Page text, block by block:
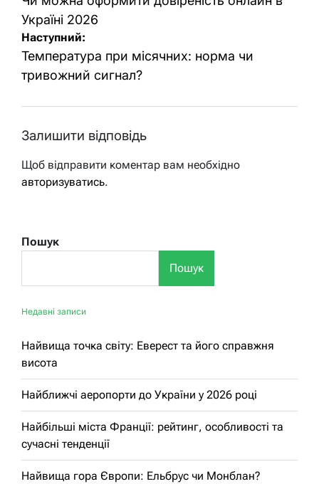
Україні 2026
Наступний:
Температура при місячних: норма чи
тривожний сигнал?
Залишити відповідь
Щоб відправити коментар вам необхідно
авторизуватись.
Пошук
Пошук
Недавні записи
Найвища точка світу: Еверест та його справжня
висота
Найближчі аеропорти до України у 2026 році
Найбільші міста Франції: рейтинг, особливості та
сучасні тенденції
Найвища гора Європи: Ельбрус чи Монблан?